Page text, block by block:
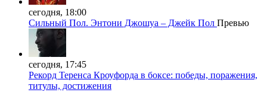
сегодня, 18:00
Сильный Пол. Энтони Джошуа – Джейк Пол Превью
сегодня, 17:45
Рекорд Теренса Кроуфорда в боксе: победы, поражения,
титулы, достижения